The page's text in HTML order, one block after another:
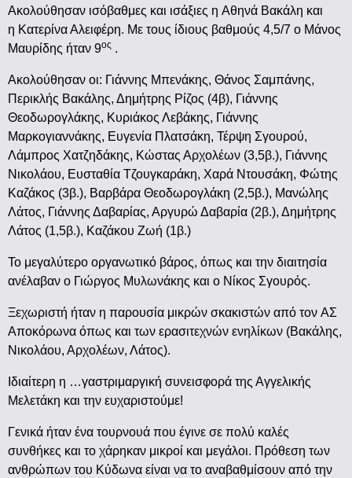
Ακολούθησαν ισόβαθμες και ισάξιες η Αθηνά Βακάλη και
η Κατερίνα Αλειφέρη. Με τους ίδιους βαθμούς 4,5/7 ο Μάνος
Μαυρίδης ήταν 9ος .
Ακολούθησαν οι: Γιάννης Μπενάκης, Θάνος Σαμπάνης,
Περικλής Βακάλης, Δημήτρης Ρίζος (4β), Γιάννης
Θεοδωρογλάκης, Κυριάκος Λεβάκης, Γιάννης
Μαρκογιαννάκης, Ευγενία Πλατσάκη, Τέρψη Σγουρού,
Λάμπρος Χατζηδάκης, Κώστας Αρχολέων (3,5β.), Γιάννης
Νικολάου, Ευσταθία Τζουγκαράκη, Χαρά Ντουσάκη, Φώτης
Καζάκος (3β.), Βαρβάρα Θεοδωρογλάκη (2,5β.), Μανώλης
Λάτος, Γιάννης Δαβαρίας, Αργυρώ Δαβαρία (2β.), Δημήτρης
Λάτος (1,5β.), Καζάκου Ζωή (1β.)
Το μεγαλύτερο οργανωτικό βάρος, όπως και την διαιτησία
ανέλαβαν ο Γιώργος Μυλωνάκης και ο Νίκος Σγουρός.
Ξεχωριστή ήταν η παρουσία μικρών σκακιστών από τον ΑΣ
Αποκόρωνα όπως και των ερασιτεχνών ενηλίκων (Βακάλης,
Νικολάου, Αρχολέων, Λάτος).
Ιδιαίτερη η …γαστριμαργική συνεισφορά της Αγγελικής
Μελετάκη και την ευχαριστούμε!
Γενικά ήταν ένα τουρνουά που έγινε σε πολύ καλές
συνθήκες και το χάρηκαν μικροί και μεγάλοι. Πρόθεση των
ανθρώπων του Κύδωνα είναι να το αναβαθμίσουν από την